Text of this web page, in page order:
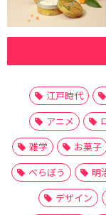
江戸時代
アニメ
雑学
お菓子
べらぼう
明
デザイン